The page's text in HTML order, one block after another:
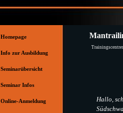
Homepage
Info zur Ausbildung
Seminarübersicht
Seminar Infos
Online-Anmeldung
Hallo,